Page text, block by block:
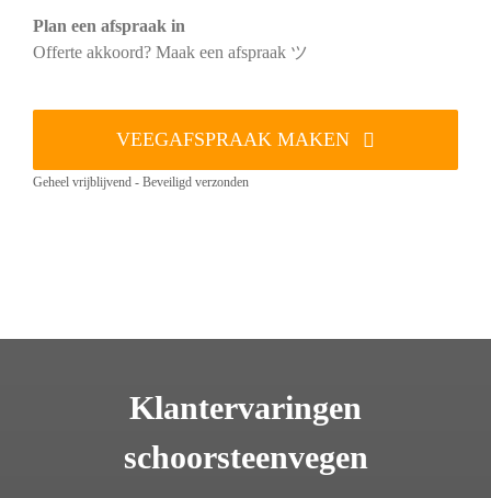
Plan een afspraak in
Offerte akkoord? Maak een afspraak ツ
VEEGAFSPRAAK MAKEN
Geheel vrijblijvend - Beveiligd verzonden
Klantervaringen
schoorsteenvegen